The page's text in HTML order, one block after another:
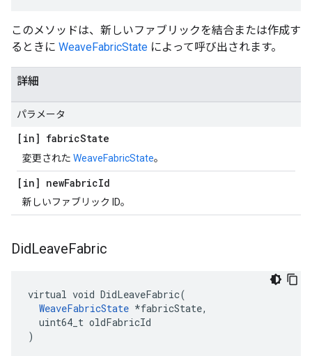
このメソッドは、新しいファブリックを結合または作成す
るときに WeaveFabricState によって呼び出されます。
詳細
パラメータ
[in] fabricState
変更された WeaveFabricState。
[in] newFabricId
新しいファブリック ID。
DidLeaveFabric
virtual void DidLeaveFabric(
WeaveFabricState *fabricState,
  uint64_t oldFabricId
)